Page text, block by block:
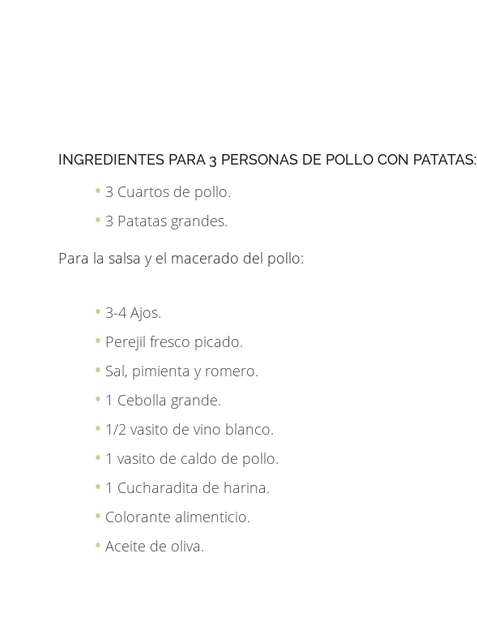
INGREDIENTES PARA 3 PERSONAS DE POLLO CON PATATAS:
3 Cuartos de pollo.
3 Patatas grandes.
Para la salsa y el macerado del pollo:
3-4 Ajos.
Perejil fresco picado.
Sal, pimienta y romero.
1 Cebolla grande.
1/2 vasito de vino blanco.
1 vasito de caldo de pollo.
1 Cucharadita de harina.
Colorante alimenticio.
Aceite de oliva.